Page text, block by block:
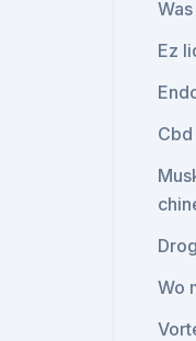
Ez
Wo